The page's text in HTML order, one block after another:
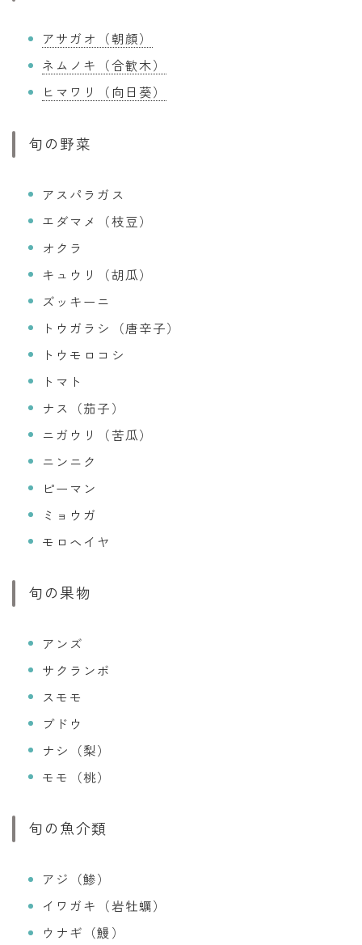
アサガオ（朝顔）
ネムノキ（合歓木）
ヒマワリ（向日葵）
旬の野菜
アスパラガス
エダマメ（枝豆）
オクラ
キュウリ（胡瓜）
ズッキーニ
トウガラシ（唐辛子）
トウモロコシ
トマト
ナス（茄子）
ニガウリ（苦瓜）
ニンニク
ピーマン
ミョウガ
モロヘイヤ
旬の果物
アンズ
サクランボ
スモモ
ブドウ
ナシ（梨）
モモ（桃）
旬の魚介類
アジ（鯵）
イワガキ（岩牡蠣）
ウナギ（鰻）